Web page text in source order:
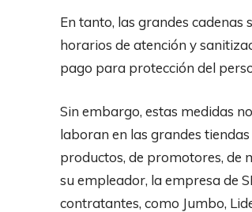
En tanto, las grandes cadenas
horarios de atención y
pago para protección del
Sin embargo, estas medidas
laboran en las grandes
productos, de promotores, de
su empleador, la empresa de
contratantes, como Jumbo,